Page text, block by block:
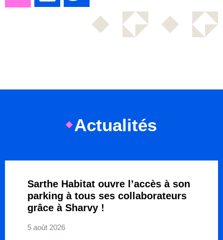
Actualités
Sarthe Habitat ouvre l’accès à son
parking à tous ses collaborateurs
grâce à Sharvy !
5 août 2026